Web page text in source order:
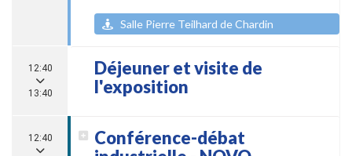
Salle Pierre Teilhard de Chardin
12:40
13:40
Déjeuner et visite de
l'exposition
12:40
Conférence-débat